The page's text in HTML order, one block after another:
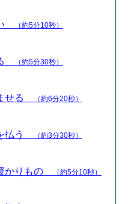
（約5分10秒）
（約5分30秒）
せる （約6分20秒）
払う （約3分30秒）
かりもの （約5分10秒）